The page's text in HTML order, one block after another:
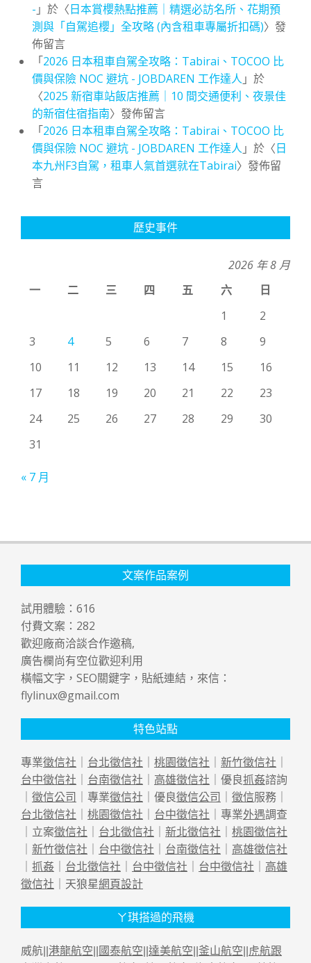
- 」於〈日本賞櫻熱點推薦｜精選必訪名所、花期預
測與「自駕追櫻」全攻略 (內含租車專屬折扣碼)〉發
佈留言
「2026 日本租車自駕全攻略：Tabirai、TOCOO 比
價與保險 NOC 避坑 - JOBDAREN 工作達人 」於
〈2025 新宿車站飯店推薦｜10 間交通便利、夜景佳
的新宿住宿指南〉發佈留言
「2026 日本租車自駕全攻略：Tabirai、TOCOO 比
價與保險 NOC 避坑 - JOBDAREN 工作達人 」於〈日
本九州F3自駕，租車人氣首選就在Tabirai〉發佈留
言
歷史事件
2026 年 8 月
一
二 三 四 五 六
日
1
2
3
4 5 6 7 8
9
10
11 12 13 14 15
16
17
18 19 20 21 22
23
24
25 26 27 28 29
30
31
« 7 月
文案作品案例
試用體驗： 616
付費文案： 282
歡迎廠商洽談合作邀稿,
廣告欄尚有空位歡迎利用
橫幅文字，SEO關鍵字，貼紙連結，來信：
flylinux@gmail.com
特色站點
專業徵信社 ｜ 台北徵信社 ｜ 桃園徵信社 ｜ 新竹徵信社 ｜
台中徵信社 ｜ 台南徵信社 ｜ 高雄徵信社 ｜優良抓姦諮詢
｜ 徵信公司 ｜專業徵信社 ｜優良徵信公司 ｜ 徵信服務｜
台北徵信社 ｜ 桃園徵信社 ｜ 台中徵信社 ｜專業外遇調查
｜立案徵信社 ｜ 台北徵信社 ｜ 新北徵信社 ｜ 桃園徵信社
｜ 新竹徵信社 ｜ 台中徵信社 ｜ 台南徵信社 ｜ 高雄徵信社
｜ 抓姦 ｜ 台北徵信社 ｜ 台中徵信社 ｜ 台中徵信社 ｜ 高雄
徵信社 ｜天狼星網頁設計
ㄚ琪搭過的飛機
威航|| 港龍航空 國泰航空 達美航空 釜山航空
虎航跟